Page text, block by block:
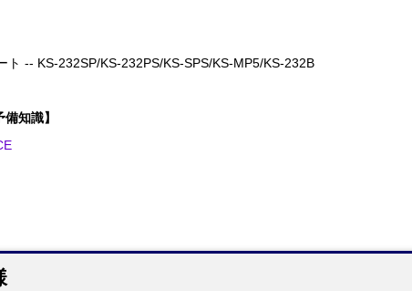
ト -- KS-232SP/KS-232PS/KS-SPS/KS-MP5/KS-232B
備知識】